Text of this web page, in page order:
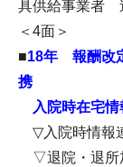
具供給事業者
＜4面＞
■18年 報酬改
携
入院時在宅情
▽入院時情報
▽退院・退所